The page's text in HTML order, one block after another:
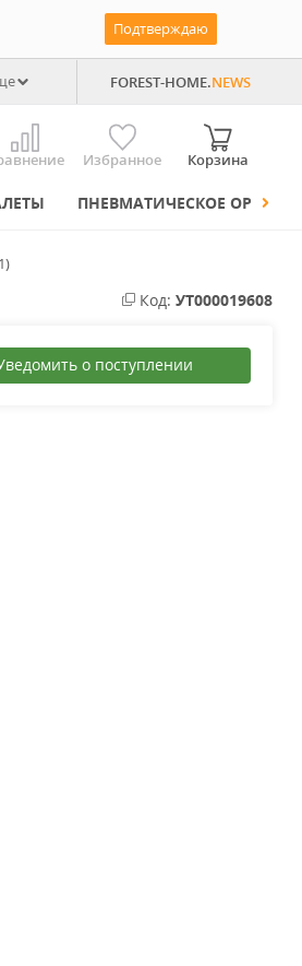
Подтверждаю
FOREST-HOME.NEWS
Избранное Корзина
ПНЕВМАТИЧЕСКОЕ ОРУЖИЕ
Код: УТ000019608
о поступлении